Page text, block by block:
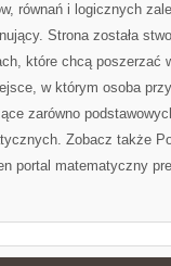
równań i logicznych
Strona została
które chcą poszerzać
w którym osoba
zarówno
Zobacz także
portal matematyczny